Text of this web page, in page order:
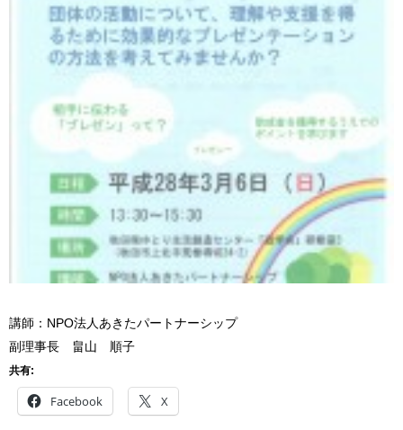
講師：NPO法人あきたパートナーシップ
副理事長 畠山 順子
共有:
Facebook X